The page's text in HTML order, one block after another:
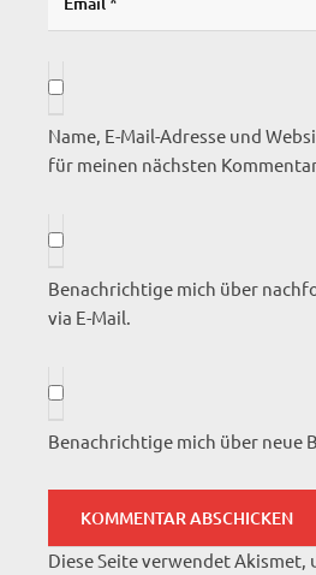
Name, E-Mail-Adresse und
für meinen nächsten
Benachrichtige mich über
via E-Mail.
Benachrichtige mich über neue
Diese Seite verwendet Akismet,